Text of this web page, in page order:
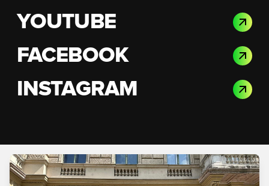
YOUTUBE
FACEBOOK
INSTAGRAM